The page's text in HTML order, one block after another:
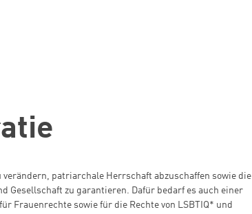
patriarchale Herrschaft abzuschaffen sowie die
Gesellschaft zu garantieren. Dafür bedarf es auch einer
sowie für die Rechte von LSBTIQ* und